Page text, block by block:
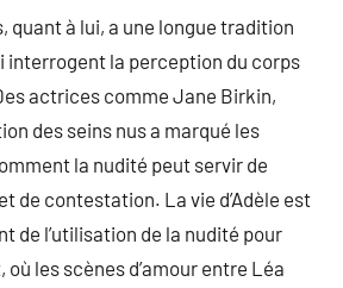
quant à lui, a une longue tradition
interrogent la perception du corps
actrices comme Jane Birkin,
des seins nus a marqué les
la nudité peut servir de
de contestation. La vie d’Adèle est
de l’utilisation de la nudité pour
les scènes d’amour entre Léa